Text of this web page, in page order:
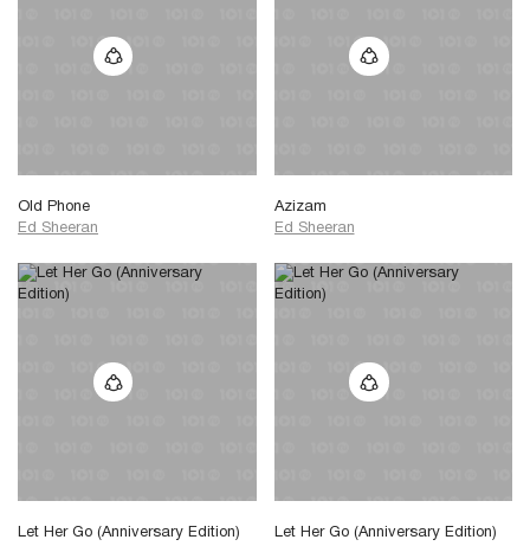
Old Phone
Ed Sheeran
Azizam
Ed Sheeran
Let Her Go (Anniversary Edition)
Let Her Go (Anniversary Edition)